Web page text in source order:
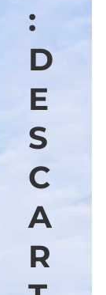
:
D
E
S
C
A
R